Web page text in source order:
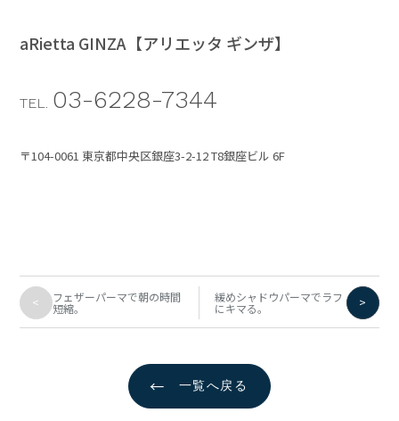
aRietta GINZA【アリエッタ ギンザ】
TEL. 03-6228-7344
〒104-0061 東京都中央区銀座3-2-12 T8銀座ビル 6F
< フェザーパーマで朝の時間
短縮。
緩めシャドウパーマでラフ
にキマる。 >
← 一覧へ戻る